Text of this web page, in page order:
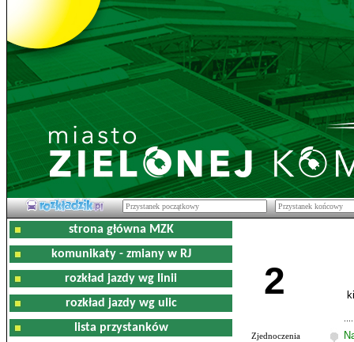
strona główna MZK
komunikaty - zmiany w RJ
rozkład jazdy wg linii
rozkład jazdy wg ulic
lista przystanków
2
Zjednoczenia